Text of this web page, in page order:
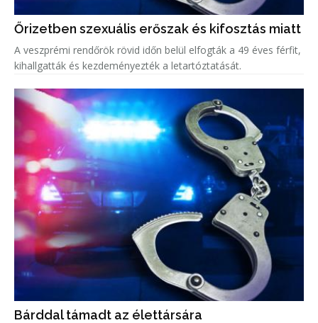
Őrizetben szexuális erőszak és kifosztás miatt
A veszprémi rendőrök rövid időn belül elfogták a 49 éves férfit,
kihallgatták és kezdeményezték a letartóztatását.
Bárddal támadt az élettársára